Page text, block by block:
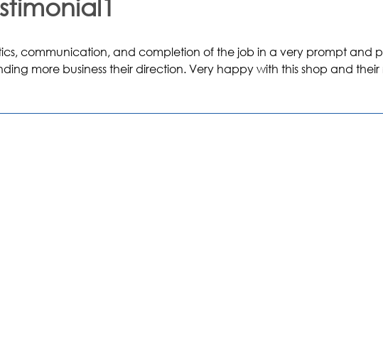
communication, and completion of the job in a very prompt and
more business their direction. Very happy with this shop and